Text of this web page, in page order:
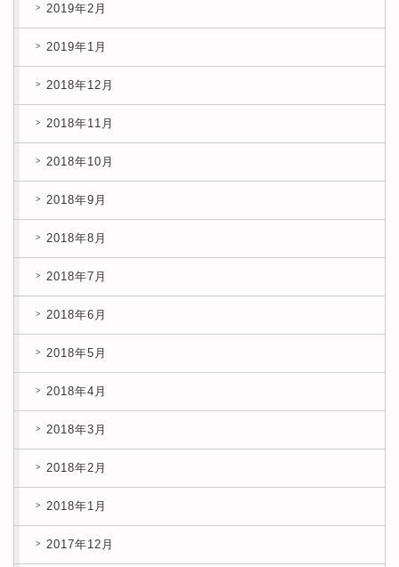
2019年2月
2019年1月
2018年12月
2018年11月
2018年10月
2018年9月
2018年8月
2018年7月
2018年6月
2018年5月
2018年4月
2018年3月
2018年2月
2018年1月
2017年12月